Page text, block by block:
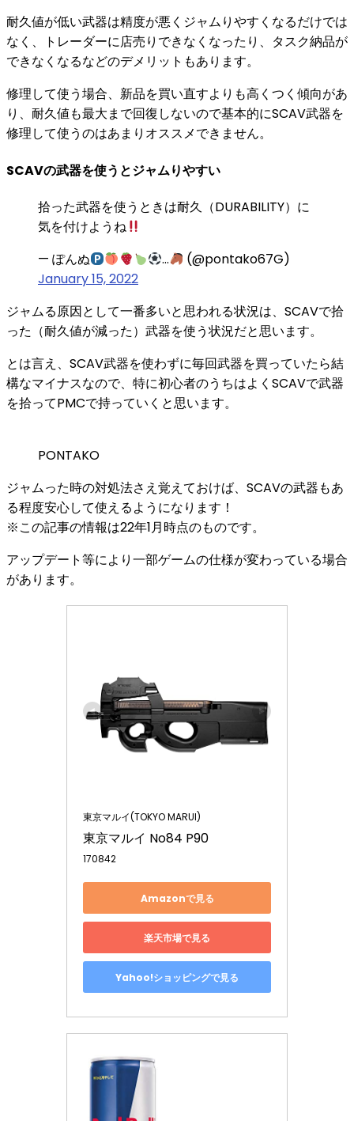
耐久値が低い武器は精度が悪く ジャムりやすくなるだけでは
なく、
トレーダーに店売りできなくなったり、タスク納品が
できなくなるなどのデメリットもあります。
修理して使う場合、新品を買い直すよりも高くつく傾向があ
り、耐久値も最大まで回復しないので基本的にSCAV武器を
修理して使うのはあまりオススメできません。
SCAVの武器を使うとジャムりやすい
拾った武器を使うときは耐久（DURABILITY）に
気を付けようね
— ぽんぬ
…
(@pontako67G)
January 15, 2022
ジャムる原因として一番多いと思われる状況は、SCAVで拾
った（耐久値が減った）武器を使う状況だと思います。
とは言え、SCAV武器を使わずに毎回武器を買っていたら結
構なマイナスなので、特に初心者のうちはよくSCAVで武器
を拾ってPMCで持っていくと思います。
PONTAKO
ジャムった時の対処法さえ覚えておけば、SCAVの武器もあ
る程度安心して使えるようになります！
※この記事の情報は22年1月時点のものです。
アップデート等により一部ゲームの仕様が変わっている場合
があります。
東京マルイ(TOKYO MARUI)
東京マルイ No84 P90
170842
Amazonで見る
楽天市場で見る
Yahoo!ショッピングで見る